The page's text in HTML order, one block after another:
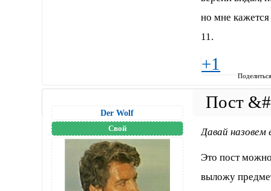
но мне
11.
+1
Der Wolf
Свой Давай
Это пост
выложу